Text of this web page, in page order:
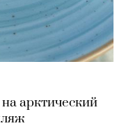
арктический